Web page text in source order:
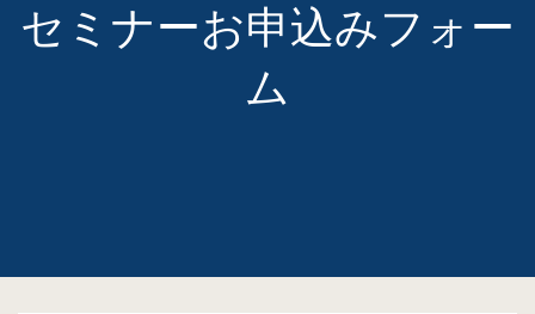
セミナーお申込みフォー
ム